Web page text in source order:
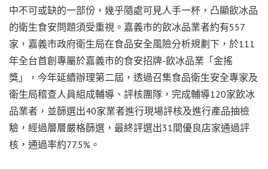
中不可或缺的一部份，幾乎隨處可見人手一杯，凸顯飲冰品
的衛生食安問題須受重視。嘉義市的飲冰品業者約有557
家，嘉義市政府衛生局在食品安全風險分析規劃下，於111
年全台首創專屬於嘉義市的食安招牌-飲冰品業「金搖
獎」，今年延續辦理第二屆，透過召集食品衛生安全專家及
衛生局稽查人員組成輔導、評核團隊，完成輔導120家飲冰
品業者，並篩選出40家業者進行現場評核及進行產品抽檢
驗，經過層層嚴格篩選，最終評選出31間優良店家通過評
核，通過率約77.5%。